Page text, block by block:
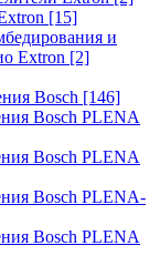
[15]
и
Extron [2]
Bosch [146]
Bosch PLENA
Bosch PLENA
Bosch PLENA-
Bosch PLENA